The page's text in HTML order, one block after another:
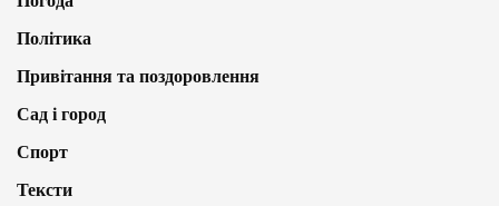
Політика
Привітання та поздоровлення
Сад і город
Спорт
Тексти